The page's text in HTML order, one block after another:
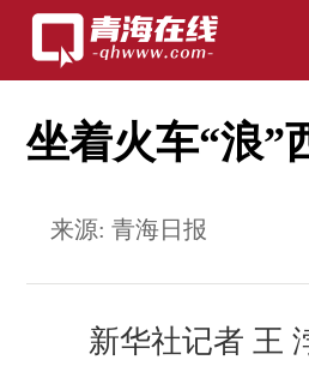
坐着火车“浪”
来源:青海日报
新华社记者 王